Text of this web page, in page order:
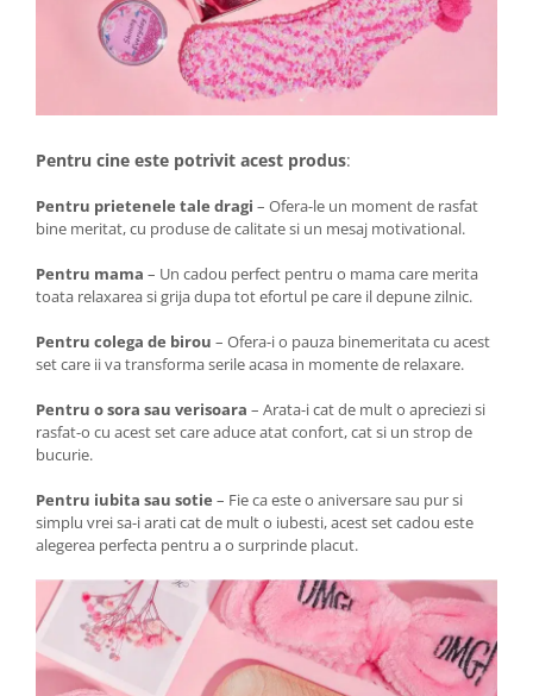
Pentru cine este potrivit acest produs:
Pentru prietenele tale dragi – Ofera-le un moment de rasfat
bine meritat, cu produse de calitate si un mesaj motivational.
Pentru mama – Un cadou perfect pentru o mama care merita
toata relaxarea si grija dupa tot efortul pe care il depune zilnic.
Pentru colega de birou – Ofera-i o pauza binemeritata cu acest
set care ii va transforma serile acasa in momente de relaxare.
Pentru o sora sau verisoara – Arata-i cat de mult o apreciezi si
rasfat-o cu acest set care aduce atat confort, cat si un strop de
bucurie.
Pentru iubita sau sotie – Fie ca este o aniversare sau pur si
simplu vrei sa-i arati cat de mult o iubesti, acest set cadou este
alegerea perfecta pentru a o surprinde placut.